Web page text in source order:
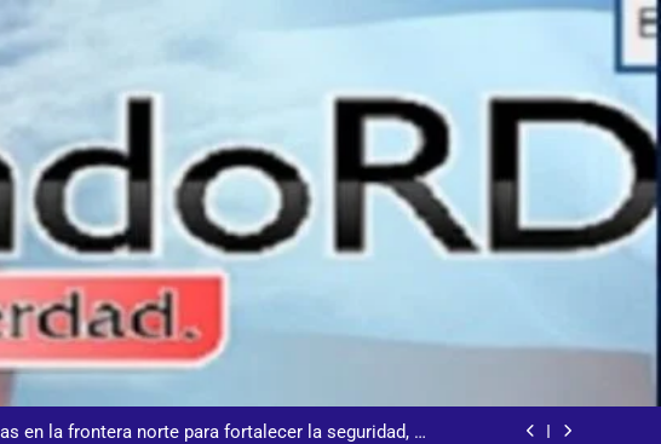
gremial y fortalecer seccional del Distrito Nacional
𝗱𝗲𝗹 𝘁𝗿á𝗻𝘀𝗶𝘁𝗼 𝗲𝗻 𝗹𝗼𝘀 𝗮𝗹𝗿𝗲𝗱𝗲𝗱𝗼𝗿𝗲𝘀 𝗱𝗲𝗹 𝗖𝗲𝗻𝘁𝗿𝗼
la ceremonia de clausura de los XXV Juegos
en la frontera norte para fortalecer la seguridad, el